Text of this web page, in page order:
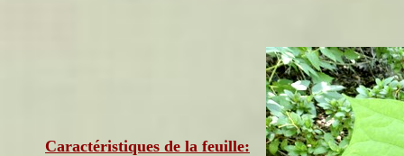
Caractéristiques de la feuille: